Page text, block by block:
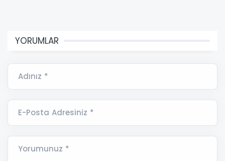
YORUMLAR
Adınız *
E-Posta Adresiniz *
Yorumunuz *